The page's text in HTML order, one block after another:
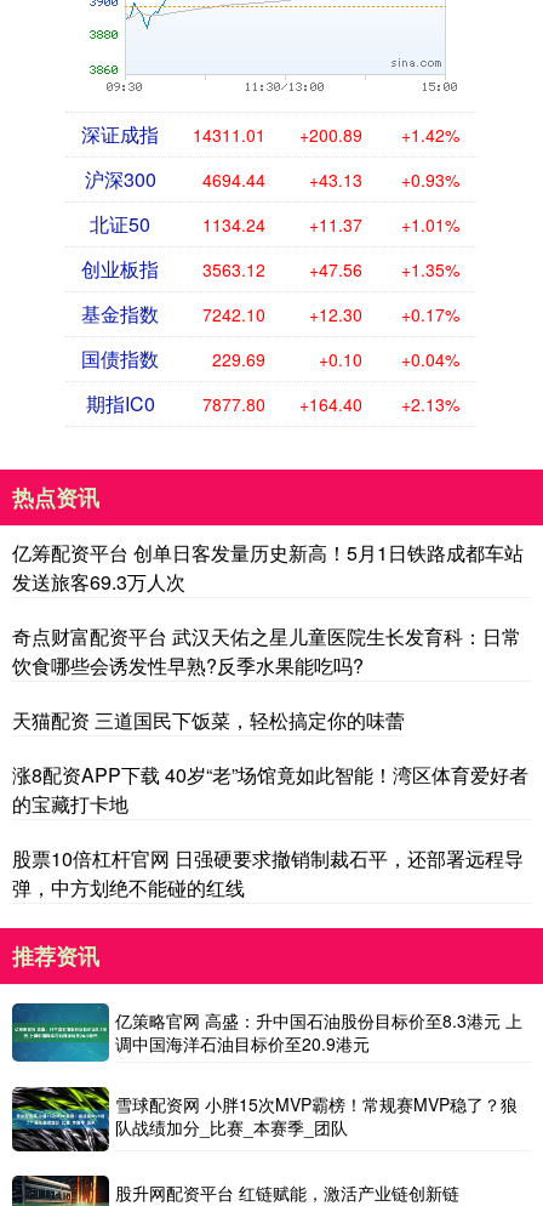
深证成指 14311.01 +200.89 +1.42%
沪深300 4694.44 +43.13 +0.93%
北证50 1134.24 +11.37 +1.01%
创业板指 3563.12 +47.56 +1.35%
基金指数 7242.10 +12.30 +0.17%
国债指数 229.69 +0.10 +0.04%
期指IC0 7877.80 +164.40 +2.13%
热点资讯
亿筹配资平台 创单日客发量历史新高！5月1日铁路成都车站
发送旅客69.3万人次
奇点财富配资平台 武汉天佑之星儿童医院生长发育科：日常
饮食哪些会诱发性早熟?反季水果能吃吗?
天猫配资 三道国民下饭菜，轻松搞定你的味蕾
涨8配资APP下载 40岁“老”场馆竟如此智能！湾区体育爱好者
的宝藏打卡地
股票10倍杠杆官网 日强硬要求撤销制裁石平，还部署远程导
弹，中方划绝不能碰的红线
推荐资讯
亿策略官网 高盛：升中国石油股份目标价至8.3港元 上
调中国海洋石油目标价至20.9港元
雪球配资网 小胖15次MVP霸榜！常规赛MVP稳了？狼
队战绩加分_比赛_本赛季_团队
股升网配资平台 红链赋能，激活产业链创新链